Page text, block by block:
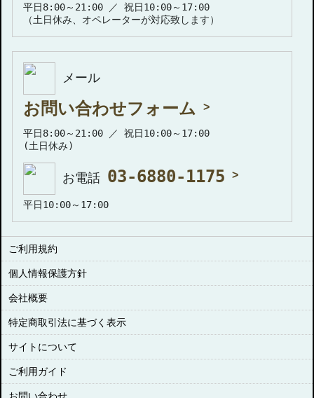
平日8:00～21:00 ／ 祝日10:00～17:00
（土日休み、オペレーターが対応致します）
メール
お問い合わせフォーム
平日8:00～21:00 ／ 祝日10:00～17:00
(土日休み)
お電話 03-6880-1175
平日10:00～17:00
ご利用規約
個人情報保護方針
会社概要
特定商取引法に基づく表示
サイトについて
ご利用ガイド
お問い合わせ